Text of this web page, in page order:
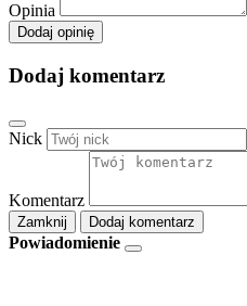
Opinia
Dodaj opinię
Dodaj komentarz
Nick
Komentarz
Zamknij Dodaj komentarz
Powiadomienie